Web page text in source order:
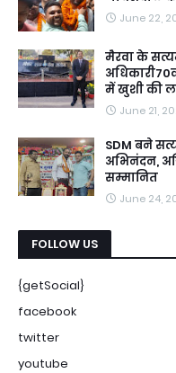
June 22,
मैरवा के
में खुशी की
June 21,
SDM बने
अभिनंदन,
सम्मानित
June 24,
FOLLOW US
{getSocial}
facebook
twitter
youtube